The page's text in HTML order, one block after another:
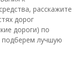
расскажите
дорог
дороги) по
лучшую